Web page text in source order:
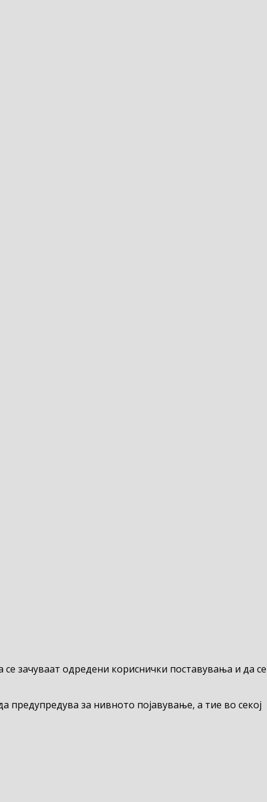
зачуваат одредени кориснички поставувања и да се
за нивното појавување, а тие во секој